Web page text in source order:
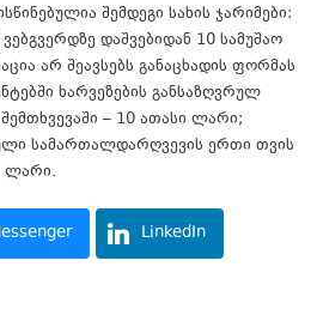
შემდეგი სახის ჯარიმები:
დაშვებიდან 10 სამუშაო
არ შეავსებს განაცხადის ფორმას
ხარვეზების განსაზღვრულ
– 10 ათასი ლარი;
სამართალდარღვევის ერთი თვის
ლარი.
LinkedIn